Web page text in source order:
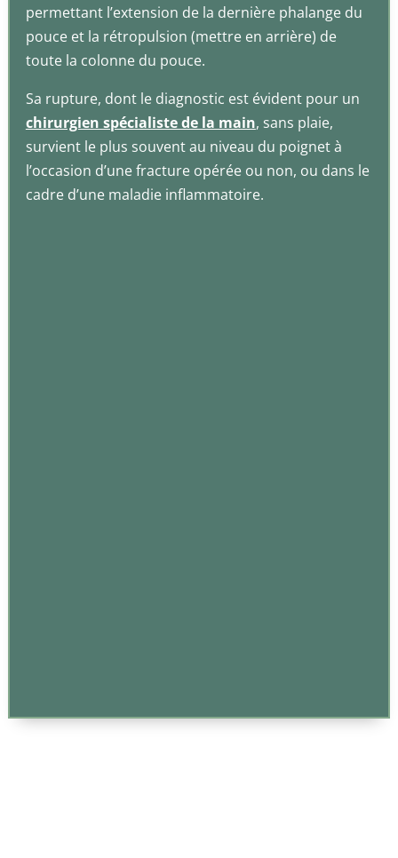
permettant l’extension de la dernière phalange du
pouce et la rétropulsion (mettre en arrière) de
toute la colonne du pouce.
Sa rupture, dont le diagnostic est évident pour un
chirurgien spécialiste de la main, sans plaie,
survient le plus souvent au niveau du poignet à
l’occasion d’une fracture opérée ou non, ou dans le
cadre d’une maladie inflammatoire.